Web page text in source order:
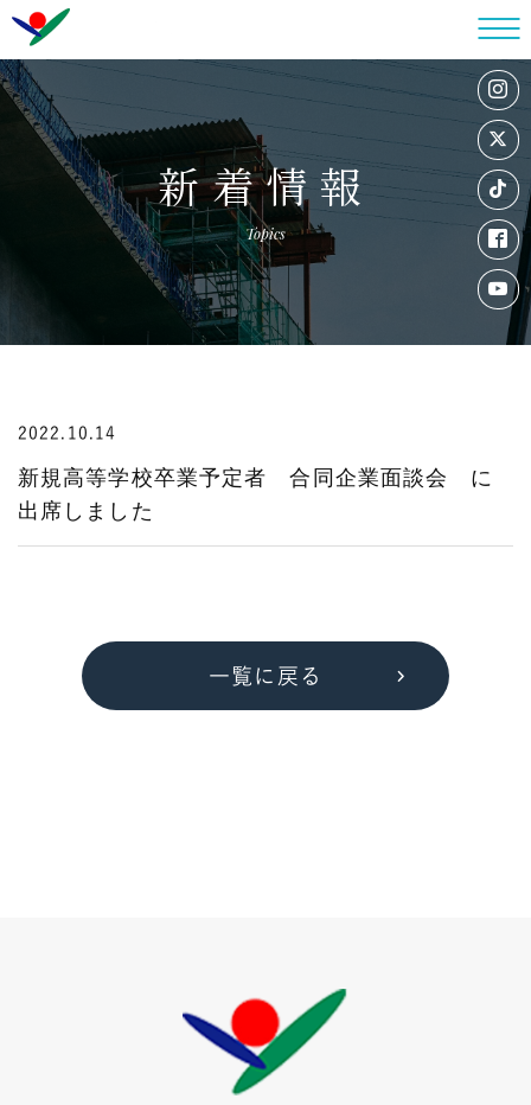
新着情報
Topics
2022.10.14
新規高等学校卒業予定者 合同企業面談会 に
出席しました
一覧に戻る